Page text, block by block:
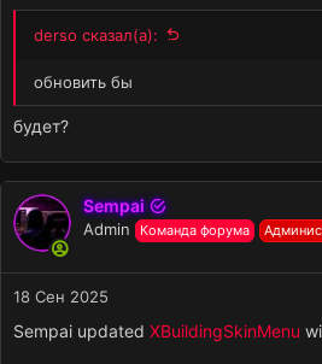
derso сказал(а):
обновить бы
будет?
Sempai
Admin Команда форума
18 Сен 2025
Sempai updated XBuildingSkinMenu